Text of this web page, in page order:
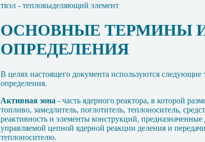
твэл - тепловыделяющий элемент
ОСНОВНЫЕ ТЕРМИНЫ
ОПРЕДЕЛЕНИЯ
В целях настоящего документа используются
определения.
Активная зона - часть ядерного реактора, в которой
топливо, замедлитель, поглотитель, теплоноситель,
реактивность и элементы конструкций,
управляемой цепной ядерной реакции деления и
теплоносителю.